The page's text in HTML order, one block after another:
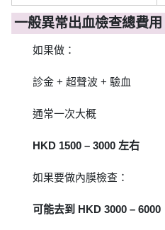
一般異常出血檢查總費用
如果做：
診金 + 超聲波 + 驗血
通常一次大概
HKD 1500 – 3000 左右
如果要做內膜檢查：
可能去到 HKD 3000 – 6000